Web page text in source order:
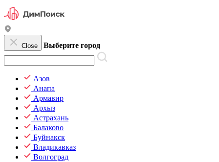
Close Выберите город
Азов
Анапа
Армавир
Архыз
Астрахань
Балаково
Буйнакск
Владикавказ
Волгоград